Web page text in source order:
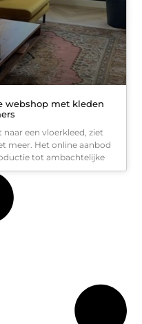
webshop met kleden
naar een vloerkleed, ziet
meer. Het online aanbod
tot ambachtelijke